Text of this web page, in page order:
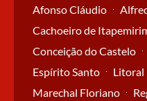
Afonso Cláudio
Cachoeiro de
Conceição do Castelo
Espírito Santo
Litoral
Marechal Floriano